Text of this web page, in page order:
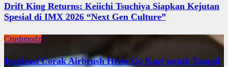
Drift King Returns: Keiichi Tsuchiya Siapkan Kejutan
Spesial di IMX 2026 “Next Gen Culture”
Crushmodz
Inspirasi Corak Airbrush Helm Go Kart untuk Tampil